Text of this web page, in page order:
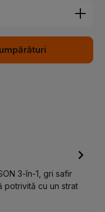
dorită
3-în-1, gri safir
potrivită cu un strat